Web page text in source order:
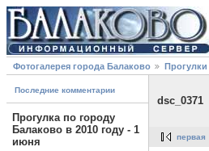
Фотогалерея города Балаково Прогулки
Последние комментарии
Прогулка по городу
Балаково в 2010 году - 1
июня
dsc_0371
первая